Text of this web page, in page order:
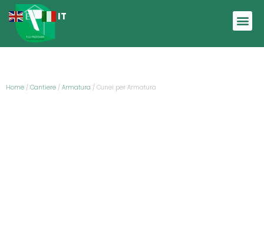
Home / Cantiere / Armatura / Cunei per Armatura
EN IT